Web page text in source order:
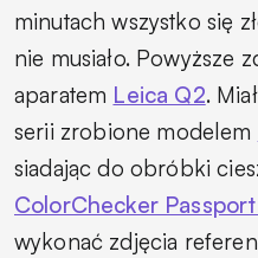
minutach wszystko się
nie musiało. Powyższe
aparatem Leica Q2.
serii zrobione modelem
siadając do obróbki
ColorChecker
wykonać zdjęcia